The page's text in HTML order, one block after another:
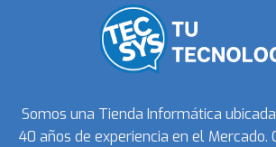
Somos una Tienda Informática
40 años de experiencia en el Mercado.